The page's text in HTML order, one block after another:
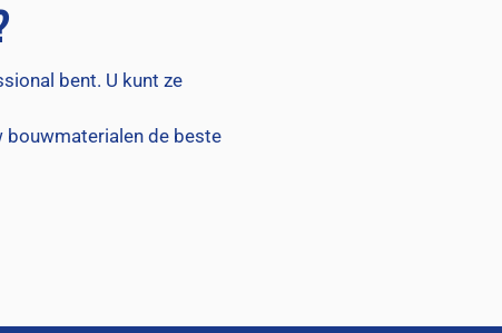
bent. U kunt ze
bouwmaterialen de beste